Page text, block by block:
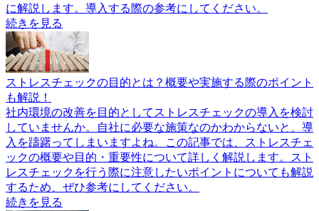
に解説します。導入する際の参考にしてください。
続きを見る
ストレスチェックの目的とは？概要や実施する際のポイント
も解説！
社内環境の改善を目的としてストレスチェックの導入を検討
していませんか。自社に必要な施策なのかわからないと、導
入を躊躇ってしまいますよね。この記事では、ストレスチェ
ックの概要や目的・重要性について詳しく解説します。スト
レスチェックを行う際に注意したいポイントについても解説
するため、ぜひ参考にしてください。
続きを見る